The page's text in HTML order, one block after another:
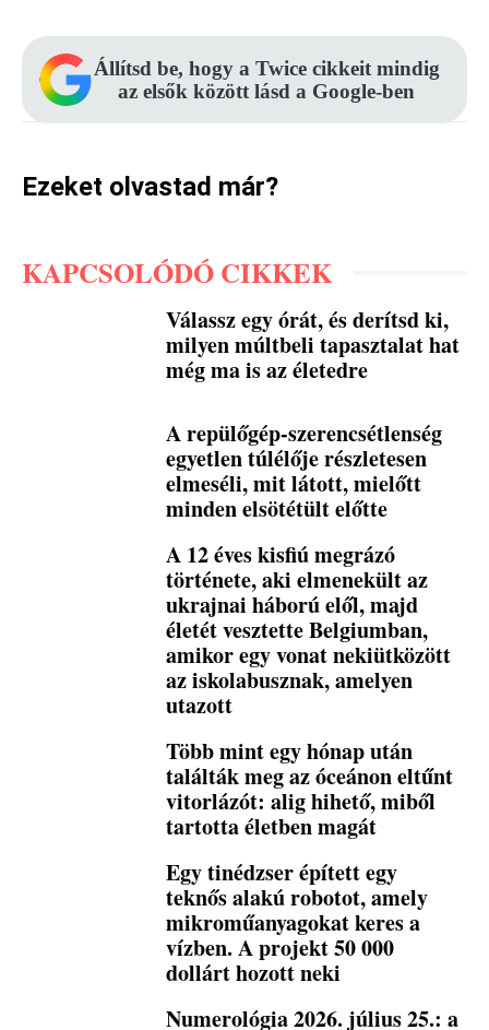
Állítsd be, hogy a Twice cikkeit mindig
az elsők között lásd a Google-ben
Ezeket olvastad már?
KAPCSOLÓDÓ CIKKEK
Válassz egy órát, és derítsd ki,
milyen múltbeli tapasztalat hat
még ma is az életedre
A repülőgép-szerencsétlenség
egyetlen túlélője részletesen
elmeséli, mit látott, mielőtt
minden elsötétült előtte
A 12 éves kisfiú megrázó
története, aki elmenekült az
ukrajnai háború elől, majd
életét vesztette Belgiumban,
amikor egy vonat nekiütközött
az iskolabusznak, amelyen
utazott
Több mint egy hónap után
találták meg az óceánon eltűnt
vitorlázót: alig hihető, miből
tartotta életben magát
Egy tinédzser épített egy
teknős alakú robotot, amely
mikroműanyagokat keres a
vízben. A projekt 50 000
dollárt hozott neki
Numerológia 2026. július 25.: a